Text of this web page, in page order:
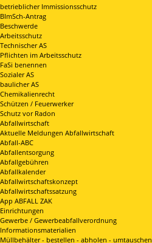
betrieblicher Immissionsschutz
BImSch-Antrag
Beschwerde
Arbeitsschutz
Technischer AS
Pflichten im Arbeitsschutz
FaSi benennen
Sozialer AS
baulicher AS
Chemikalienrecht
Schützen / Feuerwerker
Schutz vor Radon
Abfallwirtschaft
Aktuelle Meldungen Abfallwirtschaft
Abfall-ABC
Abfallentsorgung
Abfallgebühren
Abfallkalender
Abfallwirtschaftskonzept
Abfallwirtschaftssatzung
App ABFALL ZAK
Einrichtungen
Gewerbe / Gewerbeabfallverordnung
Informationsmaterialien
Müllbehälter - bestellen - abholen - umtauschen